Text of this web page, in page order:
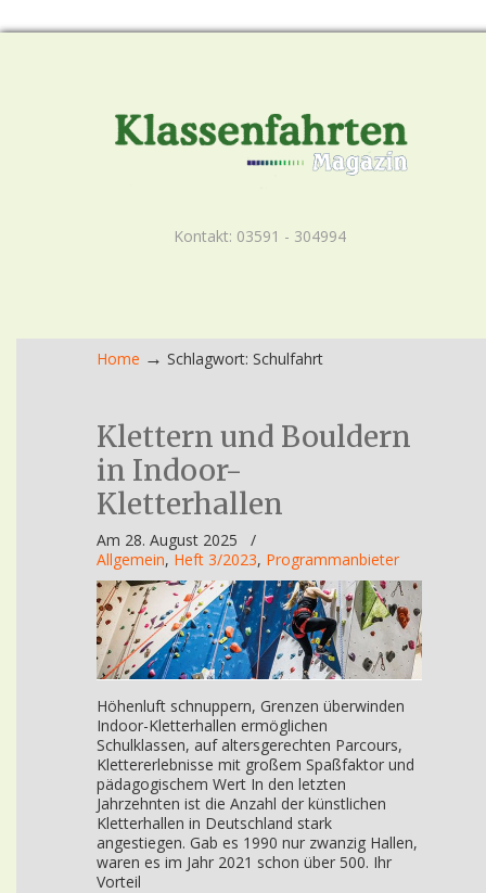
Kontakt: 03591 - 304994
Home → Schlagwort: Schulfahrt
Klettern und Bouldern
in Indoor-
Kletterhallen
Am 28. August 2025
/
Allgemein, Heft 3/2023, Programmanbieter
Höhenluft schnuppern, Grenzen überwinden
Indoor-Kletterhallen ermöglichen
Schulklassen, auf altersgerechten Parcours,
Klettererlebnisse mit großem Spaßfaktor und
pädagogischem Wert In den letzten
Jahrzehnten ist die Anzahl der künstlichen
Kletterhallen in Deutschland stark
angestiegen. Gab es 1990 nur zwanzig Hallen,
waren es im Jahr 2021 schon über 500. Ihr
Vorteil